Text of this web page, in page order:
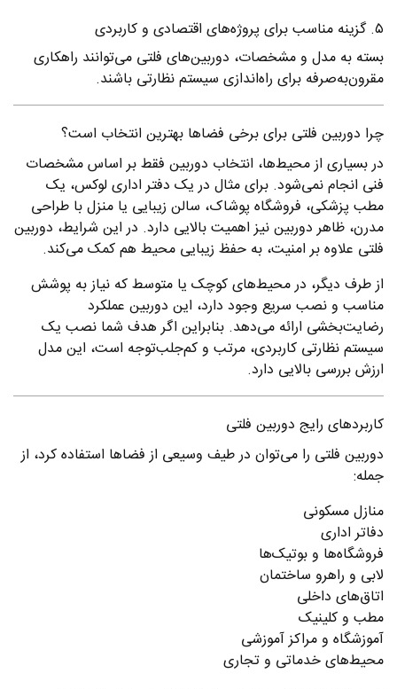
۵. گزینه مناسب برای پروژه‌های اقتصادی و کاربردی
بسته به مدل و مشخصات، دوربین‌های فلتی می‌توانند راهکاری
مقرون‌به‌صرفه برای راه‌اندازی سیستم نظارتی باشند.
چرا دوربین فلتی برای برخی فضاها بهترین انتخاب است؟
در بسیاری از محیط‌ها، انتخاب دوربین فقط بر اساس مشخصات
فنی انجام نمی‌شود. برای مثال در یک دفتر اداری لوکس، یک
مطب پزشکی، فروشگاه پوشاک، سالن زیبایی یا منزل با طراحی
مدرن، ظاهر دوربین نیز اهمیت بالایی دارد. در این شرایط، دوربین
فلتی علاوه بر امنیت، به حفظ زیبایی محیط هم کمک می‌کند.
از طرف دیگر، در محیط‌های کوچک یا متوسط که نیاز به پوشش
مناسب و نصب سریع وجود دارد، این دوربین عملکرد
رضایت‌بخشی ارائه می‌دهد. بنابراین اگر هدف شما نصب یک
سیستم نظارتی کاربردی، مرتب و کم‌جلب‌توجه است، این مدل
ارزش بررسی بالایی دارد.
کاربردهای رایج دوربین فلتی
دوربین فلتی را می‌توان در طیف وسیعی از فضاها استفاده کرد، از
جمله:
منازل مسکونی
دفاتر اداری
فروشگاه‌ها و بوتیک‌ها
لابی و راهرو ساختمان
اتاق‌های داخلی
مطب و کلینیک
آموزشگاه و مراکز آموزشی
محیط‌های خدماتی و تجاری